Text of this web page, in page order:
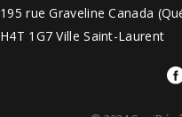
195 rue Graveline Canada
H4T 1G7Ville Saint-Laurent